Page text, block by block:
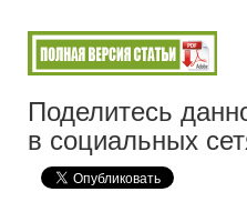
Поделитесь
в социальных